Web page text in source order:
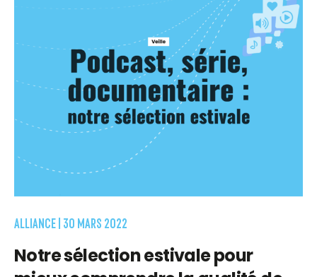
ALLIANCE | 30 MARS 2022
Notre sélection estivale pour